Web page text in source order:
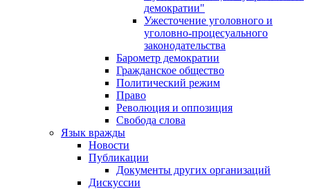
демократии"
Ужесточение уголовного и
уголовно-процесуального
законодательства
Барометр демократии
Гражданское общество
Политический режим
Право
Революция и оппозиция
Свобода слова
Язык вражды
Новости
Публикации
Документы других организаций
Дискуссии